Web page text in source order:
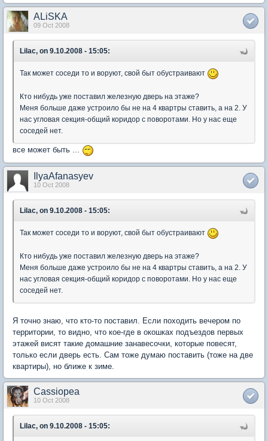
ALiSKA
09 Oct 2008
Lilac, on 9.10.2008 - 15:05:
Так может соседи то и воруют, свой быт обустраивают
Кто нибудь уже поставил железную дверь на этаже?
Меня больше даже устроило бы не на 4 квартры ставить, а на 2. У
нас угловая секция-общий коридор с поворотами. Но у нас еще
соседей нет.
все может быть ...
IlyaAfanasyev
10 Oct 2008
Lilac, on 9.10.2008 - 15:05:
Так может соседи то и воруют, свой быт обустраивают
Кто нибудь уже поставил железную дверь на этаже?
Меня больше даже устроило бы не на 4 квартры ставить, а на 2. У
нас угловая секция-общий коридор с поворотами. Но у нас еще
соседей нет.
Я точно знаю, что кто-то поставил. Если походить вечером по
территории, то видно, что кое-где в окошках подъездов первых
этажей висят такие домашние занавесочки, которые повесят,
только если дверь есть. Сам тоже думаю поставить (тоже на две
квартиры), но ближе к зиме.
Cassiopea
10 Oct 2008
Lilac, on 9.10.2008 - 15:05: